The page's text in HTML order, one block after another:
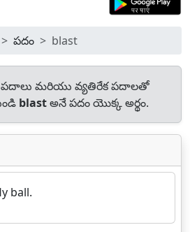
పదం blast
మరియు వ్యతిరేక పదాలతో
blastఅనే పదం యొక్క అర్థం.
ball.